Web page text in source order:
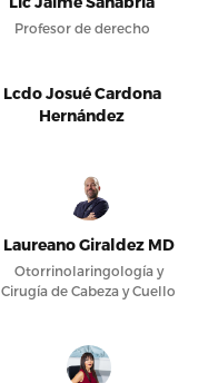
Profesor de derecho
Lcdo Josué Cardona
Hernández
Laureano Giraldez MD
Otorrinolaringología y
Cirugía de Cabeza y Cuello